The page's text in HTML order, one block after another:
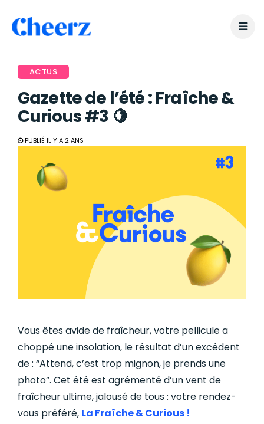
ACTUS
Gazette de l’été : Fraîche &
Curious #3 🍋
PUBLIÉ IL Y A 2 ANS
Vous êtes avide de fraîcheur, votre pellicule a
choppé une insolation, le résultat d’un excédent
de : “Attend, c’est trop mignon, je prends une
photo”. Cet été est agrémenté d’un vent de
fraîcheur ultime, jalousé de tous : votre rendez-
vous préféré, La Fraîche & Curious !